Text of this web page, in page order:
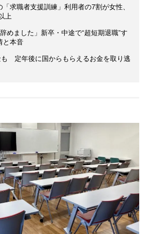
求職者支援訓練」利用者の7割が女性、
上
めました」新卒・中途で“超短期退職”す
と本音
定年後に国からもらえるお金を取り逃